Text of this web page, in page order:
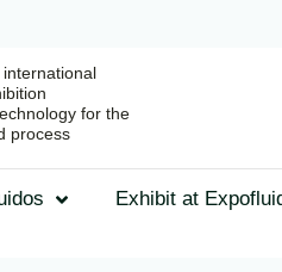
international
for the
process
Exhibit at